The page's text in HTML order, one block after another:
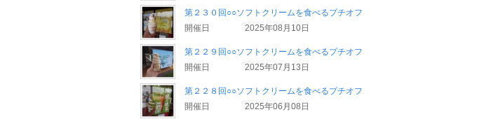
第２３０回○○ソフトクリームを食べるプチオフ
開催日
2025年08月10日
第２２９回○○ソフトクリームを食べるプチオフ
開催日
2025年07月13日
第２２８回○○ソフトクリームを食べるプチオフ
開催日
2025年06月08日